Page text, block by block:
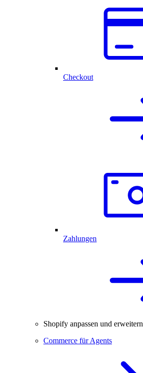
Checkout
Zahlungen
Shopify anpassen und erweitern
Commerce für Agents